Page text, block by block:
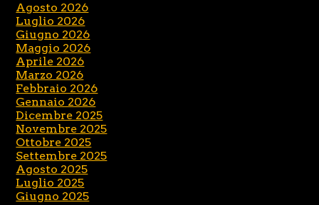
Agosto 2026
Luglio 2026
Giugno 2026
Maggio 2026
Aprile 2026
Marzo 2026
Febbraio 2026
Gennaio 2026
Dicembre 2025
Novembre 2025
Ottobre 2025
Settembre 2025
Agosto 2025
Luglio 2025
Giugno 2025